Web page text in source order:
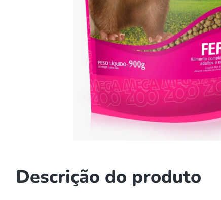
Descrição do produto